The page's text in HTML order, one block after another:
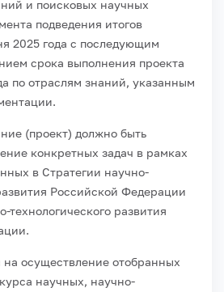
и поисковых научных
подведения итогов
2025 года с последующим
срока выполнения проекта
по отраслям знаний, указанным
(проект) должно быть
конкретных задач в рамках
в Стратегии научно-
Российской Федерации
технологического развития
на осуществление отобранных
научных, научно-